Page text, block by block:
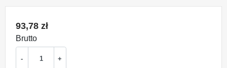
93,78 zł
Brutto
- +